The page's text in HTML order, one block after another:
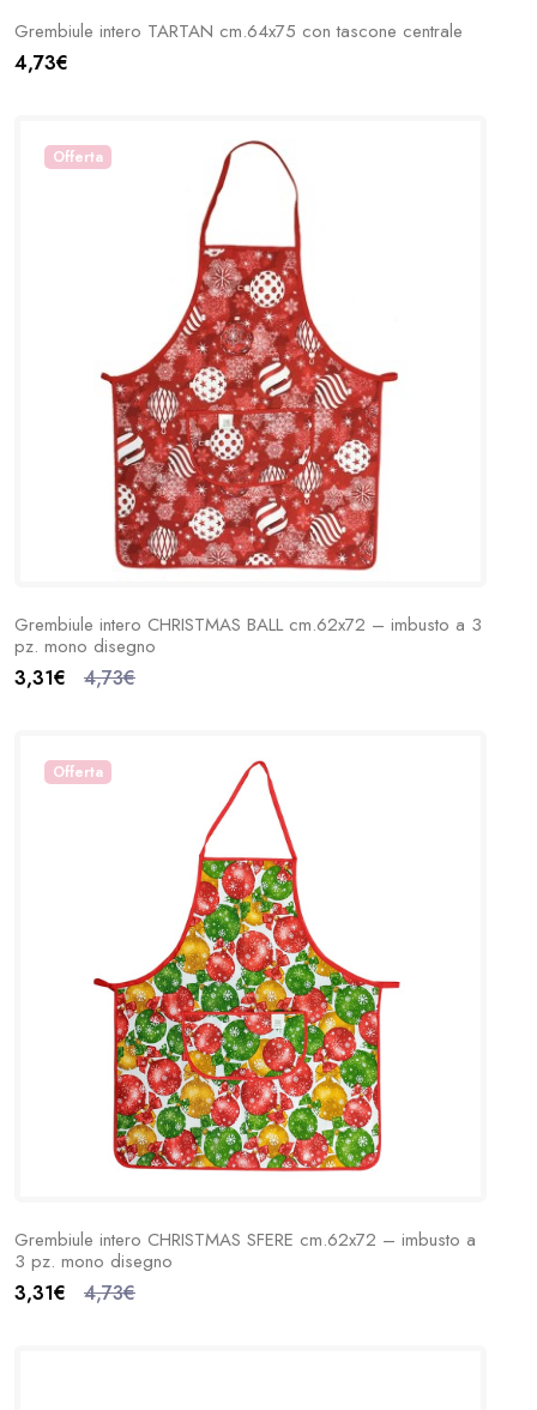
Grembiule intero TARTAN cm.64x75 con tascone centrale
4,73€
Offerta
Grembiule intero CHRISTMAS BALL cm.62x72 – imbusto a 3
pz. mono disegno
3,31€ 4,73€
Offerta
Grembiule intero CHRISTMAS SFERE cm.62x72 – imbusto a
3 pz. mono disegno
3,31€ 4,73€